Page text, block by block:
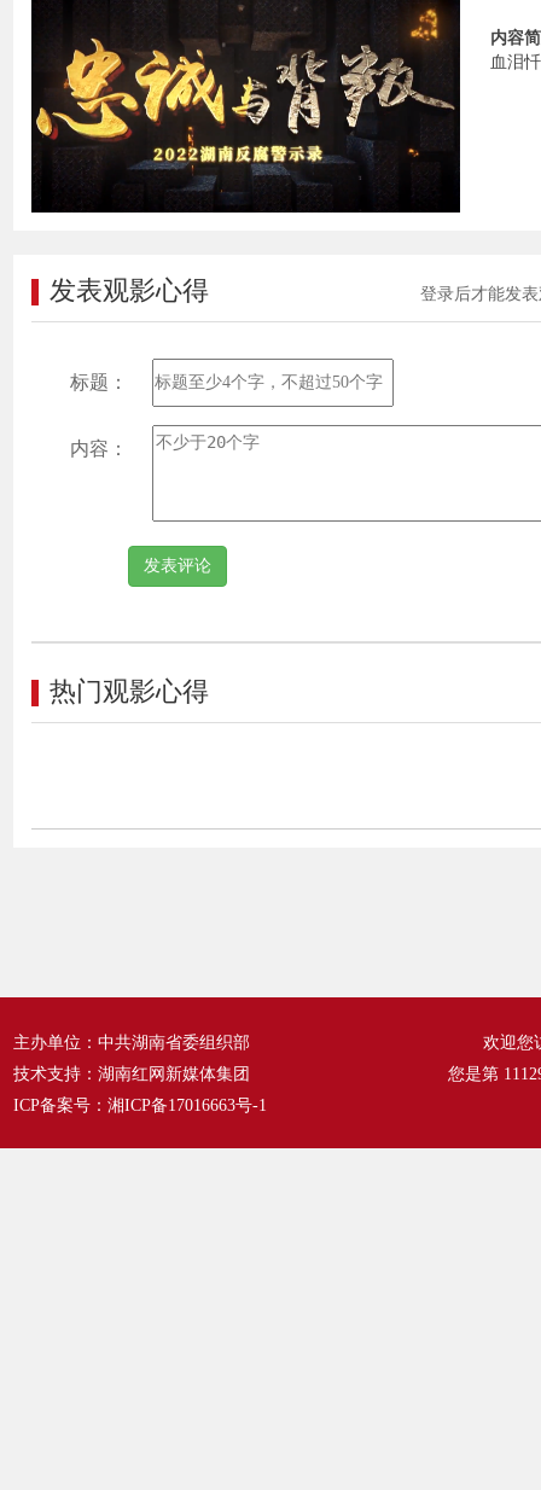
内容
血泪
登录后才能发
发表观影心得
标题：
内容：
热门观影心得
主办单位：中共湖南省委组织部
技术支持：湖南红网新媒体集团
ICP备案号： 湘ICP备17016663号-1
欢迎您
您是第